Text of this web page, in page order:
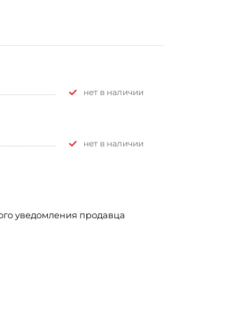
Нет в наличии
Нет в наличии
уведомления продавца